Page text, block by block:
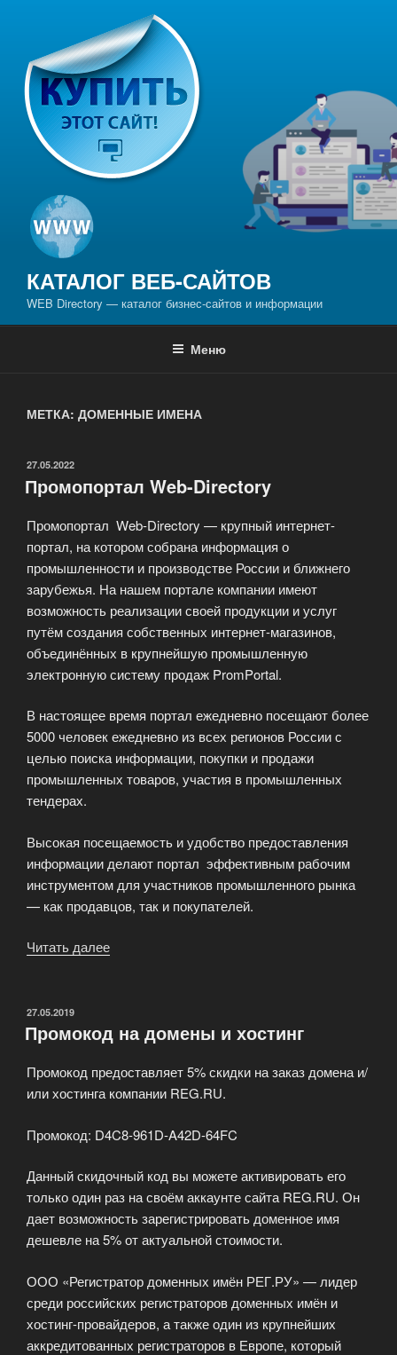
содержимому
КАТАЛОГ ВЕБ-САЙТОВ
WEB Directory — каталог бизнес-сайтов и информации
Меню
МЕТКА: ДОМЕННЫЕ ИМЕНА
ОПУБЛИКОВАНО
27.05.2022
Промопортал Web-Directory
Промопортал Web-Directory — крупный интернет-
портал, на котором собрана информация о
промышленности и производстве России и ближнего
зарубежья. На нашем портале компании имеют
возможность реализации своей продукции и услуг
путём создания собственных интернет-магазинов,
объединённых в крупнейшую промышленную
электронную систему продаж PromPortal.
В настоящее время портал ежедневно посещают более
5000 человек ежедневно из всех регионов России с
целью поиска информации, покупки и продажи
промышленных товаров, участия в промышленных
тендерах.
Высокая посещаемость и удобство предоставления
информации делают портал эффективным рабочим
инструментом для участников промышленного рынка
— как продавцов, так и покупателей.
Читать далее
ОПУБЛИКОВАНО
27.05.2019
Промокод на домены и хостинг
Промокод предоставляет 5% скидки на заказ домена и/
или хостинга компании REG.RU.
Промокод: D4C8-961D-A42D-64FC
Данный скидочный код вы можете активировать его
только один раз на своём аккаунте сайта REG.RU. Он
дает возможность зарегистрировать доменное имя
дешевле на 5% от актуальной стоимости.
ООО «Регистратор доменных имён РЕГ.РУ» — лидер
среди российских регистраторов доменных имён и
хостинг-провайдеров, а также один из крупнейших
аккредитованных регистраторов в Европе, который